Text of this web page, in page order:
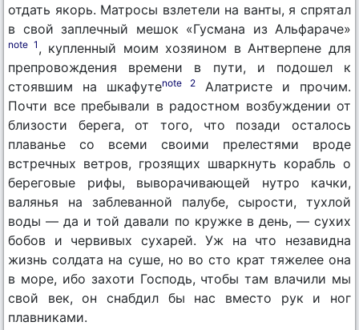
отдать якорь. Матросы взлетели на ванты, я спрятал
в свой заплечный мешок «Гусмана из Альфараче»
note 1 , купленный моим хозяином в Антверпене для
препровождения времени в пути, и подошел к
стоявшим на шкафутеnote 2
Алатристе и прочим.
Почти все пребывали в радостном возбуждении от
близости берега, от того, что позади осталось
плаванье со всеми своими прелестями вроде
встречных ветров, грозящих шваркнуть корабль о
береговые рифы, выворачивающей нутро качки,
валянья на заблеванной палубе, сырости, тухлой
воды — да и той давали по кружке в день, — сухих
бобов и червивых сухарей. Уж на что незавидна
жизнь солдата на суше, но во сто крат тяжелее она
в море, ибо захоти Господь, чтобы там влачили мы
свой век, он снабдил бы нас вместо рук и ног
плавниками.